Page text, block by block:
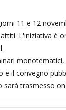
11 e 12
L'iniziativa è
il convegno
sarà trasmesso